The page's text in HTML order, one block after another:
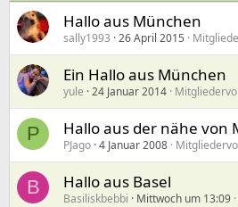
Hallo aus München
sally1993 26 April 2015
Ein Hallo aus München
yule 24 Januar 2014
P Hallo aus der nähe von
PJago 4 Januar 2008
B Hallo aus Basel
Basiliskbebbi Mittwoch um 13:09